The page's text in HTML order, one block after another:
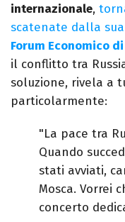
internazionale,
scatenate dalla
Forum Economico
il conflitto tra
soluzione, rivela a
particolarmente:
"La pace tra
Quando
stati avviati,
Mosca. Vorrei
concerto